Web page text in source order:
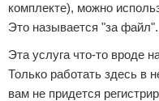
комплекте), можно
Это называется "за файл".
Эта услуга что-то вроде
Только работать здесь в
вам не придется